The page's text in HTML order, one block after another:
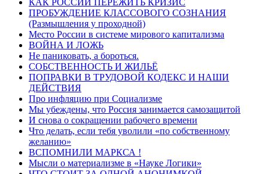
ПРОБУЖДЕНИЕ КЛАССОВОГО СОЗНАНИЯ
(Размышления у проходной)
Место России в системе мирового капитализма
ВОЙНА И ЛОЖЬ
Не паниковать, а бороться.
СОБСТВЕННОСТЬ И ЖИЛЬЁ
ПОПРАВКИ В ТРУДОВОЙ КОДЕКС И НАШИ
ДЕЙСТВИЯ
Про инфляцию при Социализме
Мы убеждены, что Россия занимается самозащитой
И снова о сокращении рабочего времени
Что делать, если тебя уволили «по собственному
желанию»
ВСПОМНИЛИ МАРКСА !
Мысли о материализме в «Науке Логики»